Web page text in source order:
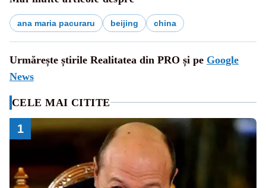
ana maria pacuraru beijing china
Urmărește știrile Realitatea din PRO și pe Google
News
CELE MAI CITITE
1